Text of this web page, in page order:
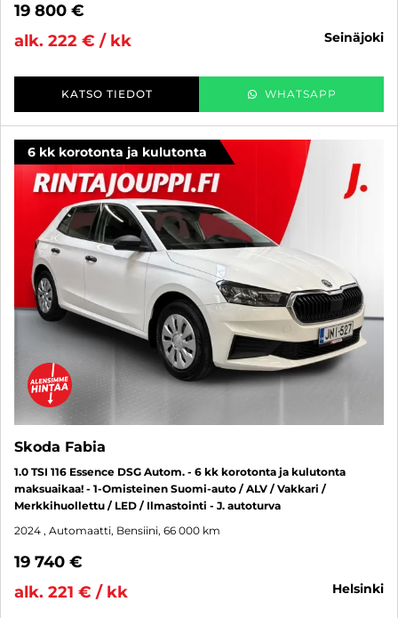
19 800 €
alk. 222 € / kk
seinäjoki
KATSO TIEDOT WHATSAPP
6 kk korotonta ja kulutonta
Skoda Fabia
1.0 TSI 116 Essence DSG Autom. - 6 kk korotonta ja kulutonta
maksuaikaa! - 1-Omisteinen Suomi-auto / ALV / Vakkari /
Merkkihuollettu / LED / Ilmastointi - J. autoturva
2024 , Automaatti, Bensiini, 66 000 km
19 740 €
alk. 221 € / kk
helsinki